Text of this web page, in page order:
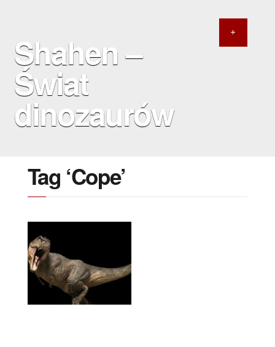
Shahen –
Świat
dinozaurów
Tag ‘Cope’
Nowy mistrz wagi
ciężkiej?